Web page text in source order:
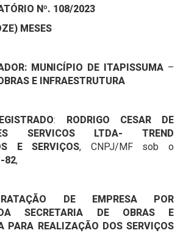
Nº. 108/2023
MESES
MUNICÍPIO DE ITAPISSUMA –
E INFRAESTRUTURA
: RODRIGO CESAR DE
SERVICOS LTDA- TREND
E SERVIÇOS, CNPJ/MF sob o
82,
DE EMPRESA POR
SECRETARIA DE OBRAS E
PARA REALIZAÇÃO DOS SERVIÇOS